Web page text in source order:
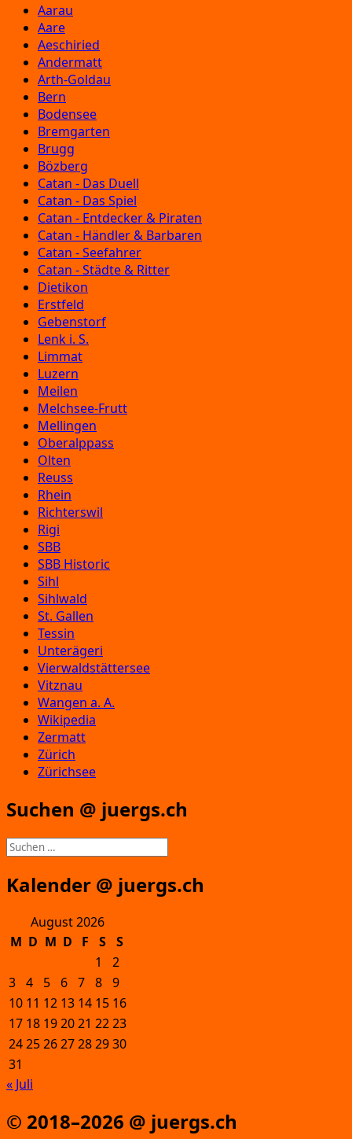
Aarau
Aare
Aeschiried
Andermatt
Arth-Goldau
Bern
Bodensee
Bremgarten
Brugg
Bözberg
Catan - Das Duell
Catan - Das Spiel
Catan - Entdecker & Piraten
Catan - Händler & Barbaren
Catan - Seefahrer
Catan - Städte & Ritter
Dietikon
Erstfeld
Gebenstorf
Lenk i. S.
Limmat
Luzern
Meilen
Melchsee-Frutt
Mellingen
Oberalppass
Olten
Reuss
Rhein
Richterswil
Rigi
SBB
SBB Historic
Sihl
Sihlwald
St. Gallen
Tessin
Unterägeri
Vierwaldstättersee
Vitznau
Wangen a. A.
Wikipedia
Zermatt
Zürich
Zürichsee
Suchen @ juergs.ch
Suchen
nach:
Kalender @ juergs.ch
August 2026
M D M D F S
S
1
2
3 4 5 6 7 8 9
10 11 12 13 14 15 16
17 18 192021 2223
24252627282930
31
« Juli
© 2018–2026 @ juergs.ch